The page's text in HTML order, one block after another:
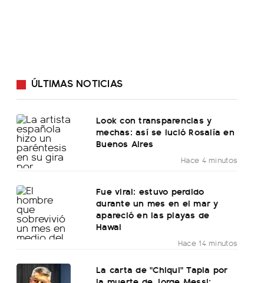
ÚLTIMAS NOTICIAS
Look con transparencias y
mechas: así se lució Rosalía en
Buenos Aires
Hace 4 minutos
Fue viral: estuvo perdido
durante un mes en el mar y
apareció en las playas de
Hawai
Hace 14 minutos
La carta de "Chiqui" Tapia por